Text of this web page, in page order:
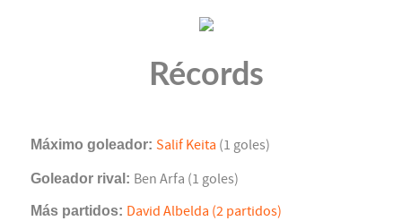
Récords
Máximo goleador: Salif Keita (1 goles)
Goleador rival: Ben Arfa (1 goles)
Más partidos: David Albelda (2 partidos)